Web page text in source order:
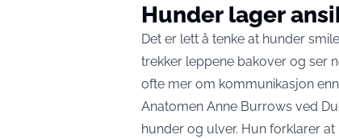
Hunder lager
Det er lett å tenke at hunder
trekker leppene bakover og ser
ofte mer om kommunikasjon
Anatomen Anne Burrows ved
hunder og ulver. Hun forklarer